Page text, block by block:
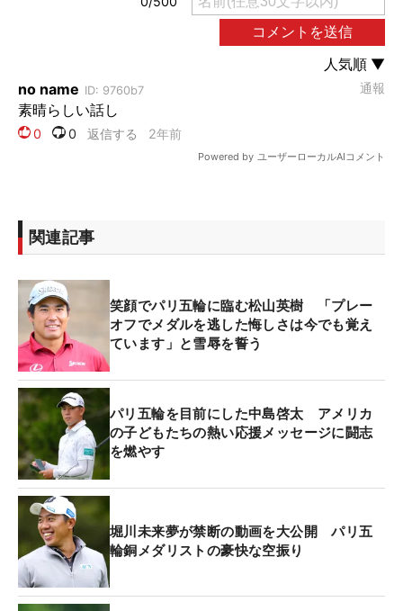
関連記事
笑顔でパリ五輪に臨む松山英樹 「プレー
オフでメダルを逃した悔しさは今でも覚え
ています」と雪辱を誓う
パリ五輪を目前にした中島啓太 アメリカ
の子どもたちの熱い応援メッセージに闘志
を燃やす
堀川未来夢が禁断の動画を大公開 パリ五
輪銅メダリストの豪快な空振り